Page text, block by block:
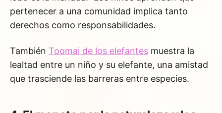
pertenecer a una comunidad implica tanto
derechos como responsabilidades.
También Toomai de los elefantes muestra la
lealtad entre un niño y su elefante, una amistad
que trasciende las barreras entre especies.